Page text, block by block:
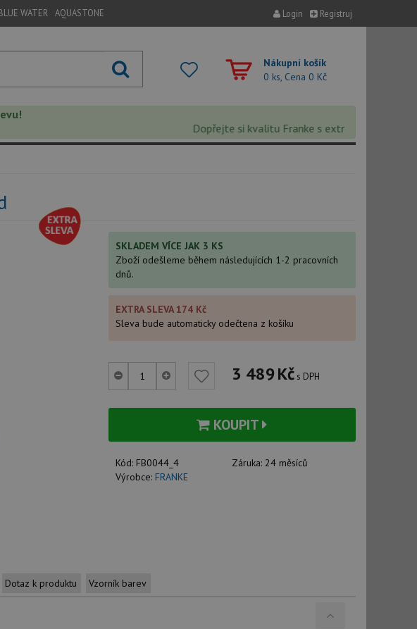
WATER AQUASTONE Login Registruj
Nákupní košík
0 ks, Cena 0 Kč
Dopřejte si kvalitu Franke s extra 5% slevou –
SKLADEM VÍCE JAK 3 KS
Zboží odešleme během následujících 1-2 pracovních
dnů.
EXTRA SLEVA 174 Kč
Sleva bude automaticky odečtena z košíku
3 489Kč s DPH
KOUPIT
Kód: FB0044_4 Záruka:24 měsíců
Výrobce: FRANKE
Dotaz k produktu Vzorník barev